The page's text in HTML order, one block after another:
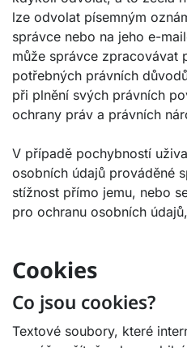
lze odvolat písemným
správce nebo na jeho e-
může správce zpracovávat
potřebných právních
při plnění svých právních
ochrany práv a právních
V případě pochybností
osobních údajů prováděné
stížnost přímo jemu, nebo
pro ochranu osobních
Cookies
Co jsou cookies?
Textové soubory, které